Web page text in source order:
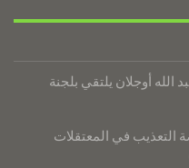
الله أوجلان يلتقي بلجنة
التعذيب في المعتقلات